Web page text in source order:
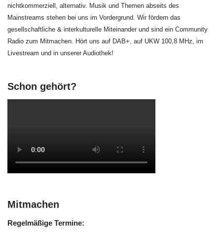
nichtkommerziell, alternativ. Musik und Themen abseits des
Mainstreams stehen bei uns im Vordergrund. Wir fördern das
gesellschaftliche & interkulturelle Miteinander und sind ein Community
Radio zum Mitmachen. Hört uns auf DAB+, auf UKW 100,8 MHz, im
Livestream und in unserer Audiothek!
Schon gehört?
Mitmachen
Regelmäßige Termine: